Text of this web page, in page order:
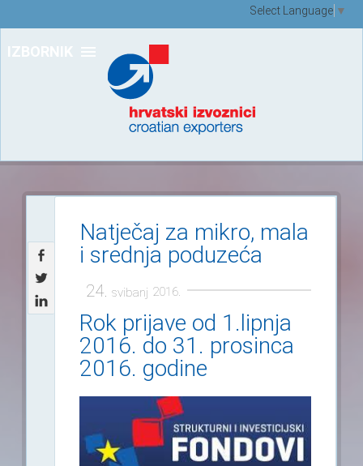
IZBORNIK
Select Language ▼
Natječaj za mikro, mala
i srednja poduzeća
24. svibanj 2016.
Rok prijave od 1.lipnja
2016. do 31. prosinca
2016. godine